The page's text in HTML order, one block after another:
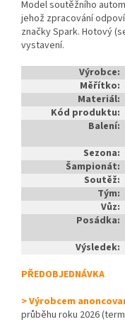
Model soutěžního
jehož zpracování
značky Spark. Hotový
vystavení.
Výrobce:
Měřítko:
Materiál:
Kód produktu:
Balení:
Sezona:
Šampionát:
Soutěž:
Tým:
Vůz:
Posádka:
Výsledek:
PŘEDOBJEDNÁVKA
> Výrobcem
průběhu roku 2026